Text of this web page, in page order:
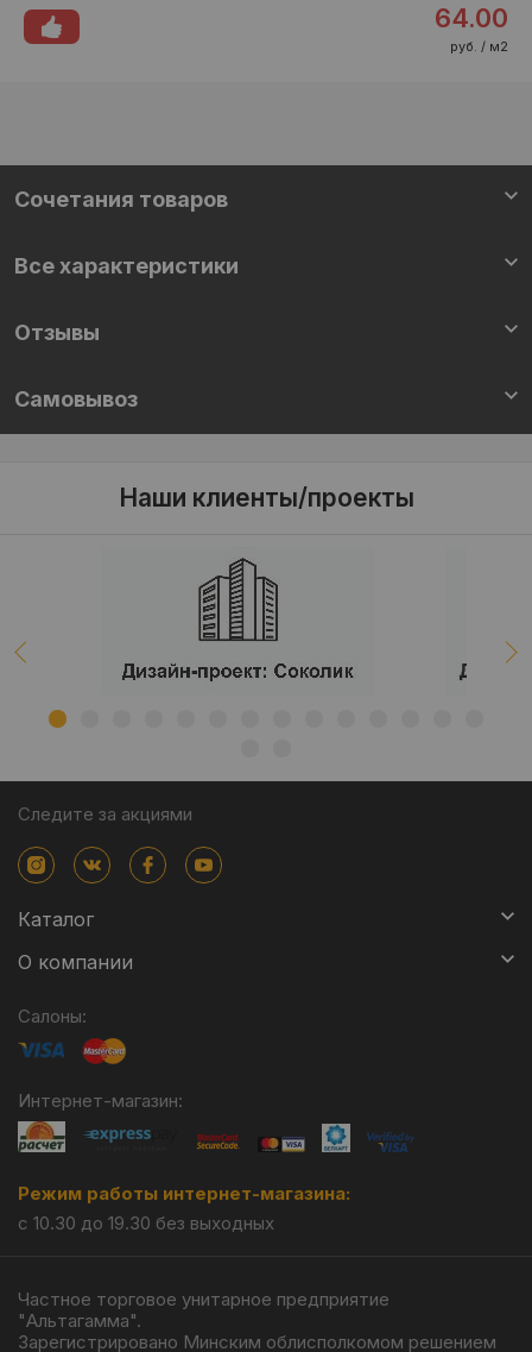
64.00
руб. / м2
Cочетания товаров
Все характеристики
Отзывы
Самовывоз
Наши клиенты/проекты
Следите за акциями
Каталог
О компании
Салоны:
Интернет-магазин:
Режим работы интернет-магазина:
с 10.30 до 19.30 без выходных
Частное торговое унитарное предприятие
"Альтагамма".
Зарегистрировано Минским облисполкомом решением